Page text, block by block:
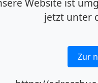
Website ist
jetzt unter
Zur